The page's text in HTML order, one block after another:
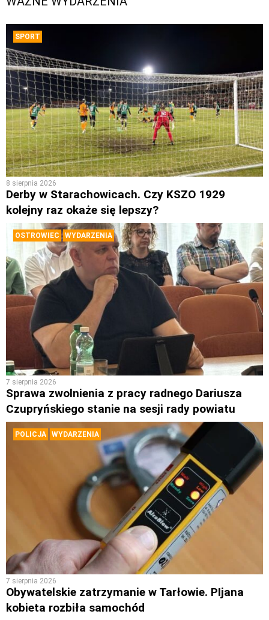
SPORT
8 sierpnia 2026
Derby w Starachowicach. Czy KSZO 1929
kolejny raz okaże się lepszy?
OSTROWIEC WYDARZENIA
7 sierpnia 2026
Sprawa zwolnienia z pracy radnego Dariusza
Czupryńskiego stanie na sesji rady powiatu
POLICJA WYDARZENIA
7 sierpnia 2026
Obywatelskie zatrzymanie w Tarłowie. PIjana
kobieta rozbiła samochód